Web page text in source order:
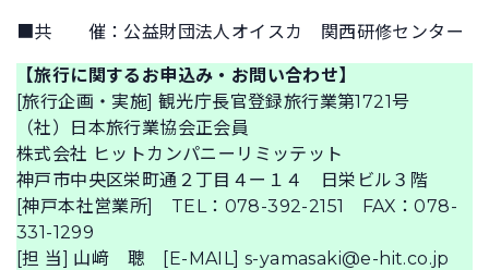
■共 催：公益財団法人オイスカ 関西研修センター
【旅行に関するお申込み・お問い合わせ】
[旅行企画・実施] 観光庁長官登録旅行業第1721号
（社）日本旅行業協会正会員
株式会社 ヒットカンパニーリミッテット
神戸市中央区栄町通２丁目４ー１４ 日栄ビル３階
[神戸本社営業所] TEL：078-392-2151 FAX：078-
331-1299
[担 当] 山﨑 聰 [E-MAIL] s-yamasaki@e-hit.co.jp